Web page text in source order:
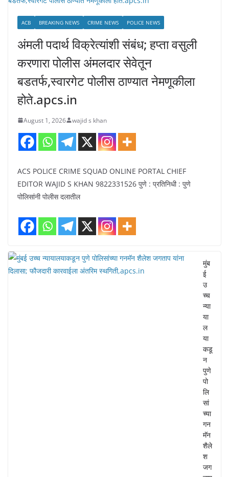
ACB BREAKING NEWS CRIME NEWS POLICE NEWS
अंमली पदार्थ विक्रेत्यांशी संबंध; हप्ता वसुली
करणारा पोलीस अंमलदार सेवेतून
बडतर्फ,स्वारगेट पोलीस ठाण्यात नेमणूकीला
होते.apcs.in
August 1, 2026 wajid s khan
ACS POLICE CRIME SQUAD ONLINE PORTAL CHIEF
EDITOR WAJID S KHAN 9822331526 पुणे : प्रतिनिधी : पुणे
पोलिसांनी पोलीस दलातील
मुंब
ई
उ
च्च
न्या
या
ल
या
कडू
न
पुणे
पो
लि
सां
च्या
गन
मॅन
शैले
श
जग